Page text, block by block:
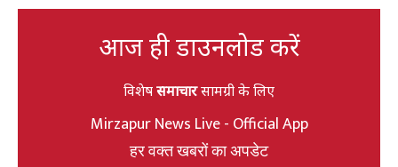
आज ही डाउनलोड करें
विशेषसमाचारसामग्री के लिए
Mirzapur News Live - Official App
हर वक्त खबरों का अपडेट